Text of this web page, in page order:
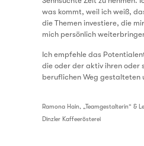
was kommt, weil ich weiß,
die Themen investiere, die
mich persönlich
Ich empfehle das
die oder der aktiv ihren oder
beruflichen Weg gestalteten
Ramona Hain, „Teamgestalterin“ &
Dinzler Kaffeerösterei